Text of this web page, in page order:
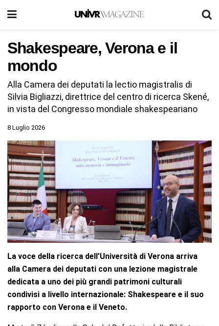
Shakespeare, Verona e il
mondo
Alla Camera dei deputati la lectio magistralis di
Silvia Bigliazzi, direttrice del centro di ricerca Skené,
in vista del Congresso mondiale shakespeariano
8 Luglio 2026
La voce della ricerca dell’Università di Verona arriva
alla Camera dei deputati con una lezione magistrale
dedicata a uno dei più grandi patrimoni culturali
condivisi a livello internazionale: Shakespeare e il suo
rapporto con Verona e il Veneto.